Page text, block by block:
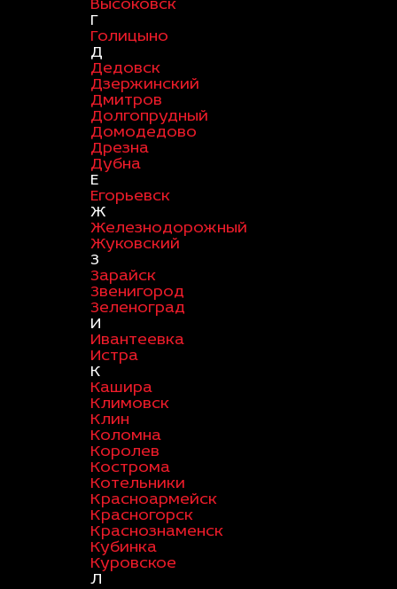
Высоковск
Г
Голицыно
Д
Дедовск
Дзержинский
Дмитров
Долгопрудный
Домодедово
Дрезна
Дубна
Е
Егорьевск
Ж
Железнодорожный
Жуковский
З
Зарайск
Звенигород
Зеленоград
И
Ивантеевка
Истра
К
Кашира
Климовск
Клин
Коломна
Королев
Кострома
Котельники
Красноармейск
Красногорск
Краснознаменск
Кубинка
Куровское
Л